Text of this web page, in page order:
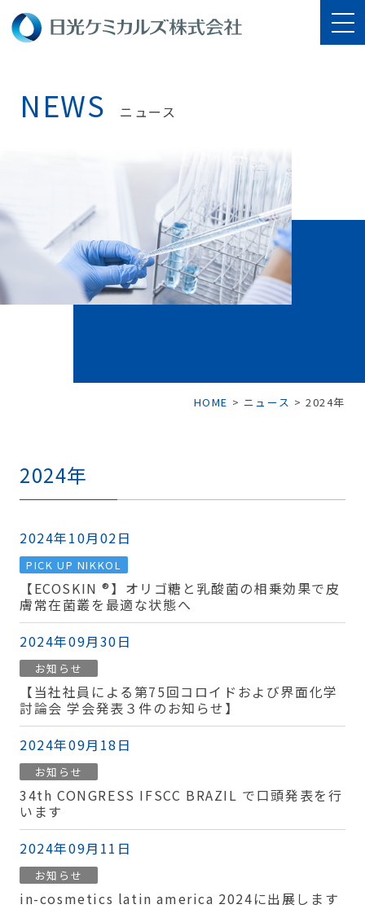
NEWS ニュース
HOME > ニュース > 2024年
2024年
2024年10月02日
PICK UP NIKKOL
【ECOSKIN ®】オリゴ糖と乳酸菌の相乗効果で皮
膚常在菌叢を最適な状態へ
2024年09月30日
お知らせ
【当社社員による第75回コロイドおよび界面化学
討論会 学会発表３件のお知らせ】
2024年09月18日
お知らせ
34th CONGRESS IFSCC BRAZIL で口頭発表を行
います
2024年09月11日
お知らせ
in-cosmetics latin america 2024に出展します